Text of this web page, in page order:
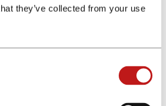
they’ve collected from your use
de productos financierossegún
Analizando datos de usuario, la IA
que se ajustan a sus
con inteligencia artificial
financieras
, esta personalización genera
conexión significativa entre la marca y